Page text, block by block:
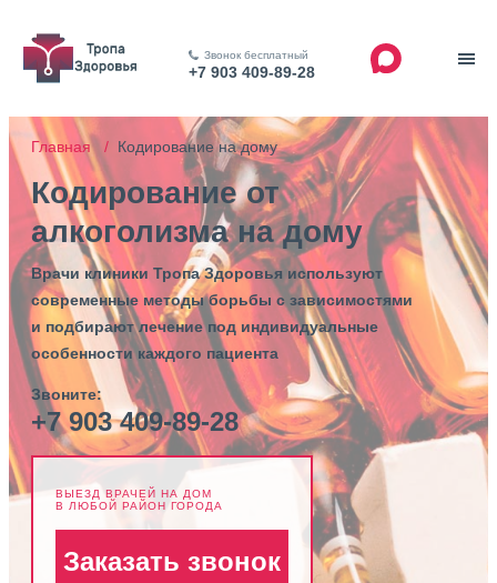
Звонок бесплатный
+7 903 409-89-28
Главная / Кодирование на дому
Кодирование от
алкоголизма на дому
Врачи клиники Тропа Здоровья используют
современные методы борьбы с зависимостями
и подбирают лечение под индивидуальные
особенности каждого пациента
Звоните:
+7 903 409-89-28
ВЫЕЗД ВРАЧЕЙ НА ДОМ
В ЛЮБОЙ РАЙОН ГОРОДА
Заказать звонок